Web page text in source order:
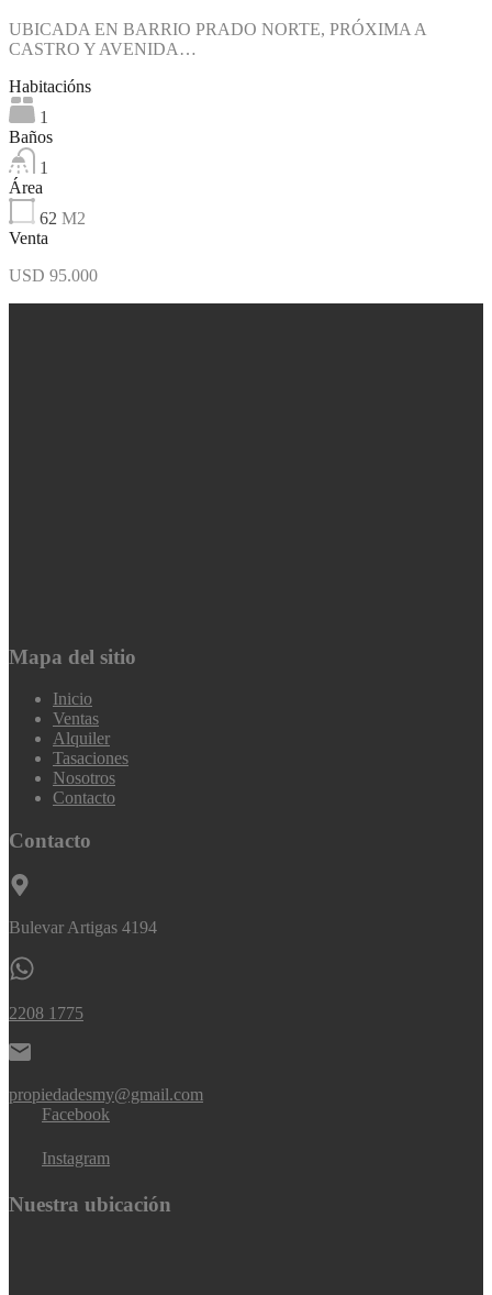
UBICADA EN BARRIO PRADO NORTE, PRÓXIMA A
CASTRO Y AVENIDA…
Habitacións
1
Baños
1
Área
62 M2
Venta
USD 95.000
Mapa del sitio
Inicio
Ventas
Alquiler
Tasaciones
Nosotros
Contacto
Contacto
Bulevar Artigas 4194
2208 1775
propiedadesmy@gmail.com
Facebook
Instagram
Nuestra ubicación